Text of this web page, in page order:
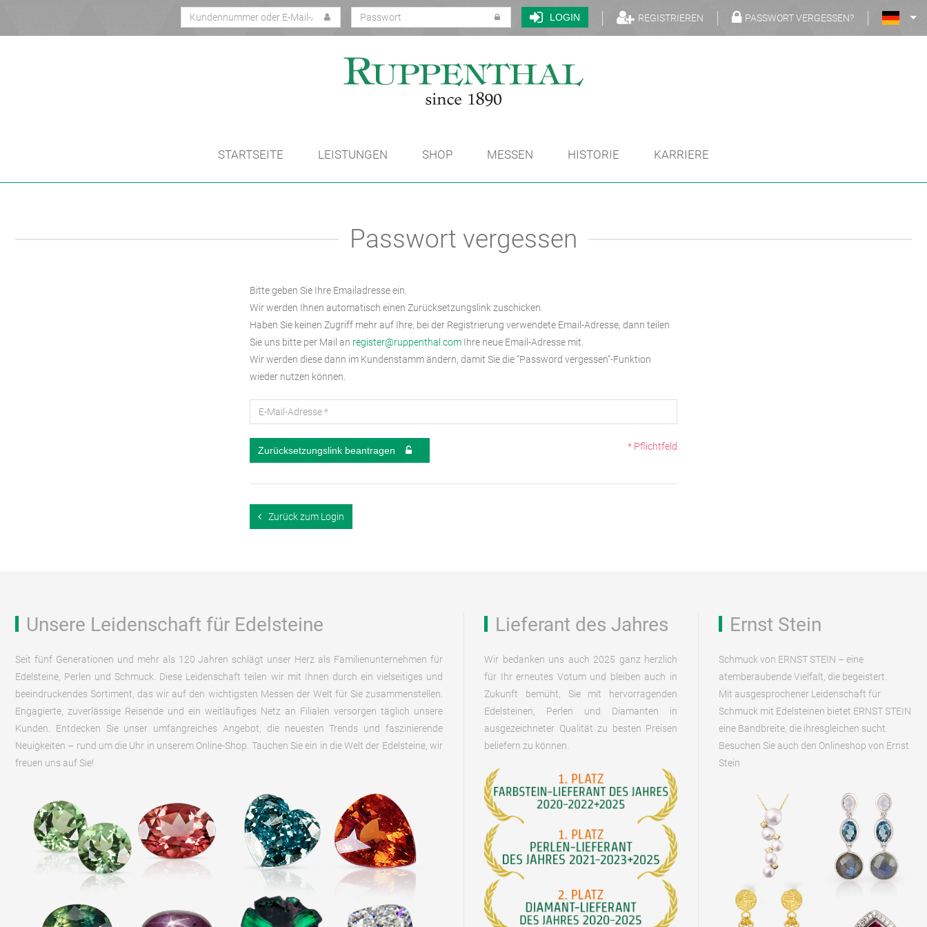
LOGIN REGISTRIEREN PASSWORT VERGESSEN?
STARTSEITE LEISTUNGEN SHOP MESSEN HISTORIE KARRIERE
Passwort vergessen
Bitte geben Sie Ihre Emailadresse ein.
Wir werden Ihnen automatisch einen Zurücksetzungslink zuschicken.
Haben Sie keinen Zugriff mehr auf Ihre, bei der Registrierung verwendete Email-Adresse, dann teilen
Sie uns bitte per Mail an register@ruppenthal.com Ihre neue Email-Adresse mit.
Wir werden diese dann im Kundenstamm ändern, damit Sie die "Password vergessen"-Funktion
wieder nutzen können.
* Pflichtfeld
Zurücksetzungslink beantragen
Zurück zum Login
Unsere Leidenschaft für Edelsteine
Seit fünf Generationen und mehr als 120 Jahren schlägt unser Herz als Familienunternehmen für
Edelsteine, Perlen und Schmuck. Diese Leidenschaft teilen wir mit Ihnen durch ein vielseitiges und
beeindruckendes Sortiment, das wir auf den wichtigsten Messen der Welt für Sie zusammenstellen.
Engagierte, zuverlässige Reisende und ein weitläufiges Netz an Filialen versorgen täglich unsere
Kunden. Entdecken Sie unser umfangreiches Angebot, die neuesten Trends und faszinierende
Neuigkeiten – rund um die Uhr in unserem Online-Shop. Tauchen Sie ein in die Welt der Edelsteine, wir
freuen uns auf Sie!
Lieferant des Jahres
Wir bedanken uns auch 2025 ganz herzlich
für Ihr erneutes Votum und bleiben auch in
Zukunft bemüht, Sie mit hervorragenden
Edelsteinen, Perlen und Diamanten in
ausgezeichneter Qualität zu besten Preisen
beliefern zu können.
Ernst Stein
Schmuck von ERNST STEIN – eine
atemberaubende Vielfalt, die begeistert.
Mit ausgesprochener Leidenschaft für
Schmuck mit Edelsteinen bietet ERNST STEIN
eine Bandbreite, die ihresgleichen sucht.
Besuchen Sie auch den Onlineshop von Ernst
Stein